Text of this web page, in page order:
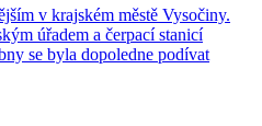
v krajském městě Vysočiny.
úřadem a čerpací stanicí
se byla dopoledne podívat